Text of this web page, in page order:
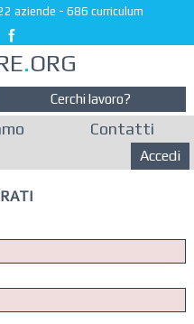
aziende - 686 curriculum
.ORG
Cerchi lavoro?
Contatti
Accedi